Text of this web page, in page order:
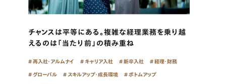
チャンスは平等にある。複雑な経理業務を乗り越
えるのは「当たり前」の積み重ね
再入社・アルムナイ キャリア入社 新卒入社 経理・財務
グローバル スキルアップ・成長環境 ボトムアップ